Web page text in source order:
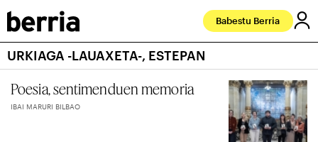
Babestu Berria
URKIAGA -LAUAXETA-, ESTEPAN
Poesia, sentimenduen memoria
IBAI MARURI BILBAO